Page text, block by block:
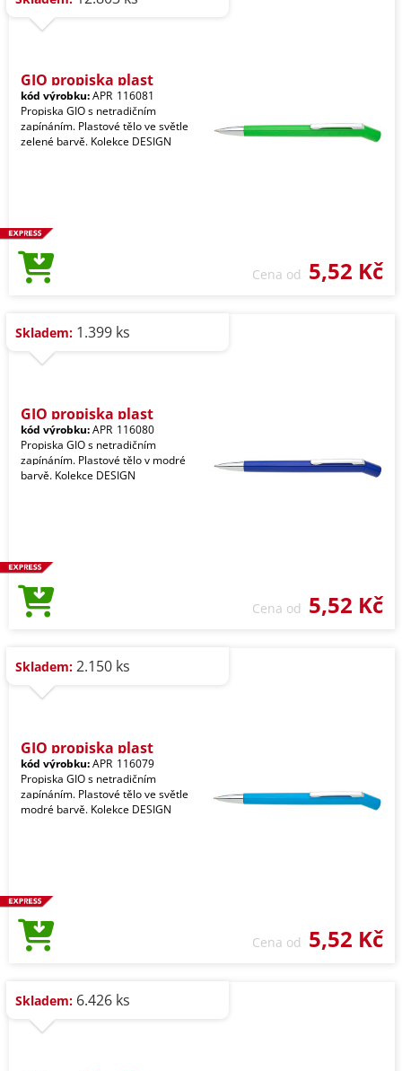
GIO propiska plast
kód výrobku:APR_116081
Propiska GIO s netradičním
zapínáním. Plastové tělo ve světle
zelené barvě. Kolekce DESIGN
Cena od 5,52 Kč
Skladem: 1.399 ks
GIO propiska plast
kód výrobku:APR_116080
Propiska GIO s netradičním
zapínáním. Plastové tělo v modré
barvě. Kolekce DESIGN
Cena od 5,52 Kč
Skladem: 2.150 ks
GIO propiska plast
kód výrobku:APR_116079
Propiska GIO s netradičním
zapínáním. Plastové tělo ve světle
modré barvě. Kolekce DESIGN
Cena od 5,52 Kč
Skladem: 6.426 ks